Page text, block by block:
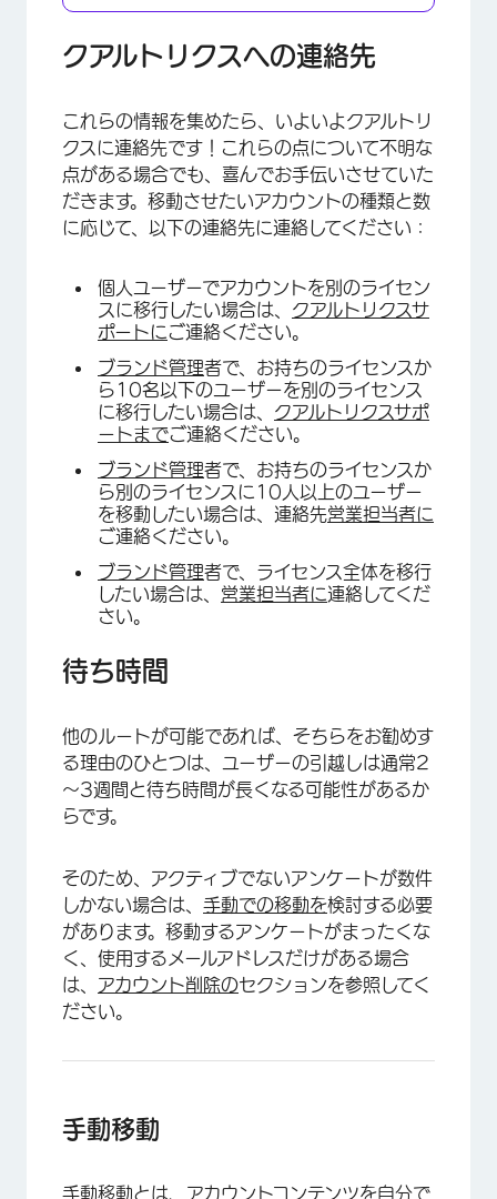
クアルトリクスへの連絡先
これらの情報を集めたら、いよいよクアルトリ
クスに連絡先です！これらの点について不明な
点がある場合でも、喜んでお手伝いさせていた
だきます。移動させたいアカウントの種類と数
に応じて、以下の連絡先に連絡してください：
個人ユーザーでアカウントを別のライセン
スに移行したい場合は、 クアルトリクスサ
ポートにご連絡ください。
ブランド管理者で、お持ちのライセンスか
ら10名以下のユーザーを別のライセンス
に移行したい場合は、 クアルトリクスサポ
ートまでご連絡ください。
ブランド管理者で、お持ちのライセンスか
ら別のライセンスに10人以上のユーザー
を移動したい場合は、連絡先営業担当者に
ご連絡ください。
ブランド管理者で、ライセンス全体を移行
したい場合は、 営業担当者に連絡してくだ
さい。
待ち時間
他のルートが可能であれば、そちらをお勧めす
る理由のひとつは、ユーザーの引越しは通常2
～3週間と待ち時間が長くなる可能性があるか
らです。
そのため、アクティブでないアンケートが数件
しかない場合は、 手動での移動を検討する必要
があります。移動するアンケートがまったくな
く、使用するメールアドレスだけがある場合
は、 アカウント削除のセクションを参照してく
ださい。
手動移動
手動移動とは、アカウントコンテンツを自分で